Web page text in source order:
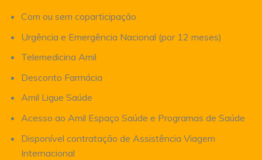
Com ou sem coparticipação
Urgência e Emergência Nacional (por 12 meses)
Telemedicina Amil
Desconto Farmácia
Amil Ligue Saúde
Acesso ao Amil Espaço Saúde e Programas de Saúde
Disponível contratação de Assistência Viagem
Internacional